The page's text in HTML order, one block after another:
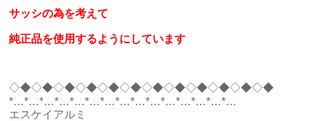
サッシの為を考えて
純正品を使用するようにしています
◇◆◇◆◇◆◇◆◇◆◇◆◇◆◇◆◇◆◇◆◇◆◇◆
*…*…*…*…*…*…*…*…*…*…*…*…*…*…*…
エスケイアルミ